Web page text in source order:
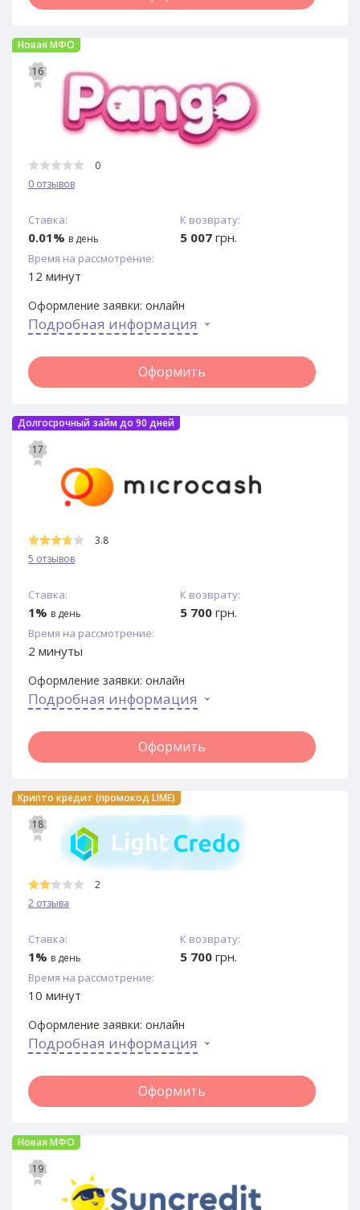
Новая МФО
16
0
0 отзывов
Ставка:
0.01% в день
К возврату:
5 007 грн.
Время на рассмотрение:
12 минут
Оформление заявки: онлайн
Подробная информация
Оформить
Долгосрочный займ до 90 дней
17
3.8
5 отзывов
Ставка:
1% в день
К возврату:
5 700 грн.
Время на рассмотрение:
2 минуты
Оформление заявки: онлайн
Подробная информация
Оформить
Крипто кредит (промокод LIME)
18
2
2 отзыва
Ставка:
1% в день
К возврату:
5 700 грн.
Время на рассмотрение:
10 минут
Оформление заявки: онлайн
Подробная информация
Оформить
Новая МФО
19